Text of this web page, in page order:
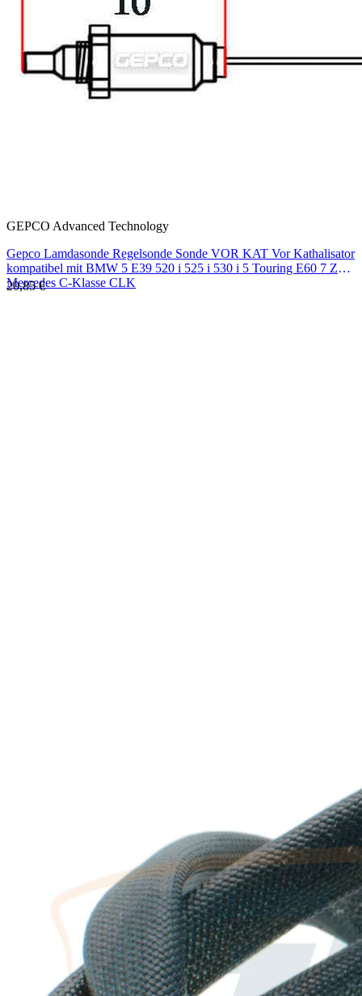
GEPCO Advanced Technology
Gepco Lamdasonde Regelsonde Sonde VOR KAT Vor Kathalisator
kompatibel mit BMW 5 E39 520 i 525 i 530 i 5 Touring E60 7 Z3
Mercedes C-Klasse CLK
20,85 €